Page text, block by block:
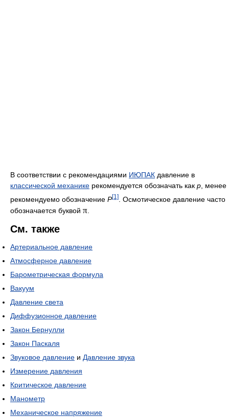
В соответствии с рекомендациями ИЮПАК давление в
классической механике рекомендуется обозначать как p , менее
рекомендуемо обозначение P[1]
. Осмотическое давление часто
обозначается буквой π
См. также
Артериальное давление
Атмосферное давление
Барометрическая формула
Вакуум
Давление света
Диффузионное давление
Закон Бернулли
Закон Паскаля
Звуковое давление и Давление звука
Измерение давления
Критическое давление
Манометр
Механическое напряжение